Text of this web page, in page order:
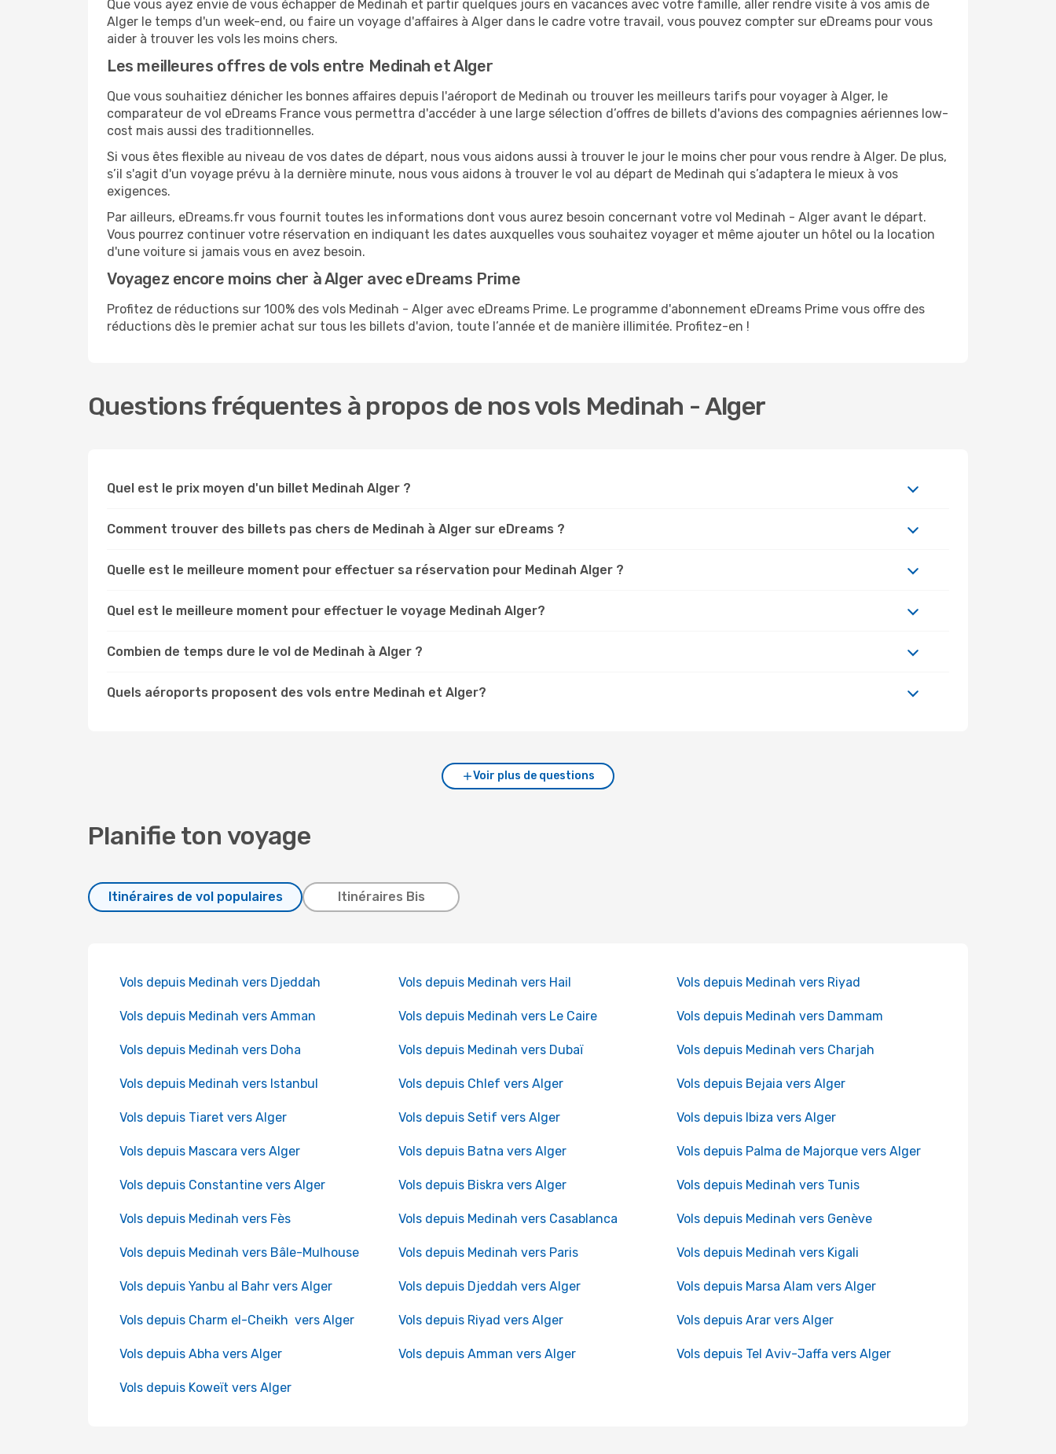
Que vous ayez envie de vous échapper de Medinah et partir quelques jours en vacances avec votre famille, aller rendre visite à vos amis de
Alger le temps d'un week-end, ou faire un voyage d'affaires à Alger dans le cadre votre travail, vous pouvez compter sur eDreams pour vous
aider à trouver les vols les moins chers.
Les meilleures offres de vols entre Medinah et Alger
Que vous souhaitiez dénicher les bonnes affaires depuis l'aéroport de Medinah ou trouver les meilleurs tarifs pour voyager à Alger, le
comparateur de vol eDreams France vous permettra d'accéder à une large sélection d’offres de billets d'avions des compagnies aériennes low-
cost mais aussi des traditionnelles.
Si vous êtes flexible au niveau de vos dates de départ, nous vous aidons aussi à trouver le jour le moins cher pour vous rendre à Alger. De plus,
s’il s'agit d'un voyage prévu à la dernière minute, nous vous aidons à trouver le vol au départ de Medinah qui s’adaptera le mieux à vos
exigences.
Par ailleurs, eDreams.fr vous fournit toutes les informations dont vous aurez besoin concernant votre vol Medinah - Alger avant le départ.
Vous pourrez continuer votre réservation en indiquant les dates auxquelles vous souhaitez voyager et même ajouter un hôtel ou la location
d'une voiture si jamais vous en avez besoin.
Voyagez encore moins cher à Alger avec eDreams Prime
Profitez de réductions sur 100% des vols Medinah - Alger avec eDreams Prime. Le programme d'abonnement eDreams Prime vous offre des
réductions dès le premier achat sur tous les billets d'avion, toute l’année et de manière illimitée. Profitez-en !
Questions fréquentes à propos de nos vols Medinah - Alger
Quel est le prix moyen d'un billet Medinah Alger ?
Comment trouver des billets pas chers de Medinah à Alger sur eDreams ?
Quelle est le meilleure moment pour effectuer sa réservation pour Medinah Alger ?
Quel est le meilleure moment pour effectuer le voyage Medinah Alger?
Combien de temps dure le vol de Medinah à Alger ?
Quels aéroports proposent des vols entre Medinah et Alger?
Voir plus de questions
Planifie ton voyage
Itinéraires de vol populaires Itinéraires Bis
Vols depuis Medinah vers Djeddah Vols depuis Medinah vers Hail Vols depuis Medinah vers Riyad
Vols depuis Medinah vers Amman Vols depuis Medinah vers Le Caire Vols depuis Medinah vers Dammam
Vols depuis Medinah vers Doha Vols depuis Medinah vers Dubaï Vols depuis Medinah vers Charjah
Vols depuis Medinah vers Istanbul Vols depuis Chlef vers Alger Vols depuis Bejaia vers Alger
Vols depuis Tiaret vers Alger Vols depuis Setif vers Alger Vols depuis Ibiza vers Alger
Vols depuis Mascara vers Alger Vols depuis Batna vers Alger Vols depuis Palma de Majorque vers Alger
Vols depuis Constantine vers Alger Vols depuis Biskra vers Alger Vols depuis Medinah vers Tunis
Vols depuis Medinah vers Fès Vols depuis Medinah vers Casablanca Vols depuis Medinah vers Genève
Vols depuis Medinah vers Bâle-Mulhouse Vols depuis Medinah vers Paris Vols depuis Medinah vers Kigali
Vols depuis Yanbu al Bahr vers Alger Vols depuis Djeddah vers Alger Vols depuis Marsa Alam vers Alger
Vols depuis Charm el-Cheikh vers Alger Vols depuis Riyad vers Alger Vols depuis Arar vers Alger
Vols depuis Abha vers Alger Vols depuis Amman vers Alger Vols depuis Tel Aviv-Jaffa vers Alger
Vols depuis Koweït vers Alger